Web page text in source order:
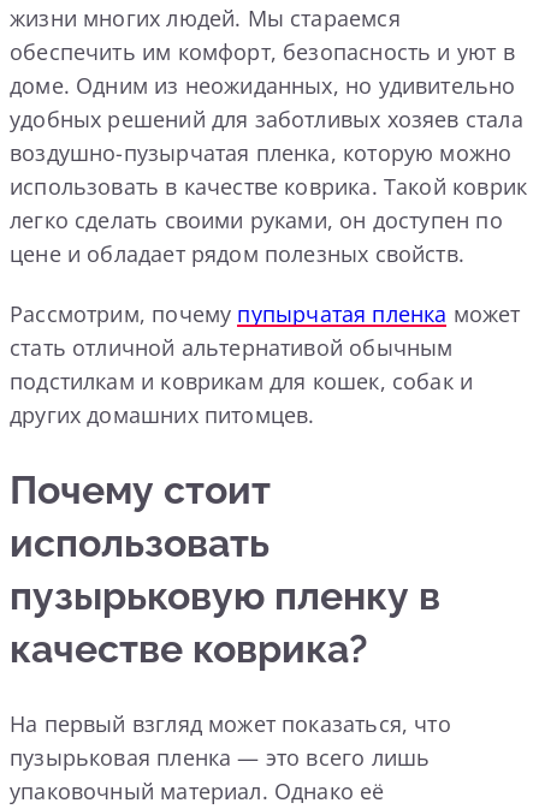
жизни многих людей. Мы стараемся
обеспечить им комфорт, безопасность и уют в
доме. Одним из неожиданных, но удивительно
удобных решений для заботливых хозяев стала
воздушно-пузырчатая пленка, которую можно
использовать в качестве коврика. Такой коврик
легко сделать своими руками, он доступен по
цене и обладает рядом полезных свойств.
Рассмотрим, почему пупырчатая пленка может
стать отличной альтернативой обычным
подстилкам и коврикам для кошек, собак и
других домашних питомцев.
Почему стоит
использовать
пузырьковую пленку в
качестве коврика?
На первый взгляд может показаться, что
пузырьковая пленка — это всего лишь
упаковочный материал. Однако её